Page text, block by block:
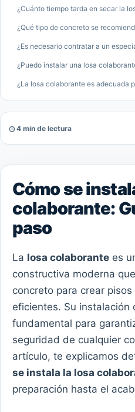
¿Cuánto tiempo tarda en secar la
¿Qué tipo de concreto se
¿Es necesario contratar a un
¿Puedo instalar una losa
¿La losa colaborante es adecuada
◷ 4 min de lectura
Cómo se
colaborante:
paso
La losa colaborante es
constructiva moderna
concreto para crear
eficientes. Su instalación
fundamental para
seguridad de cualquier
artículo, te explicamos
se instala la losa
preparación hasta el